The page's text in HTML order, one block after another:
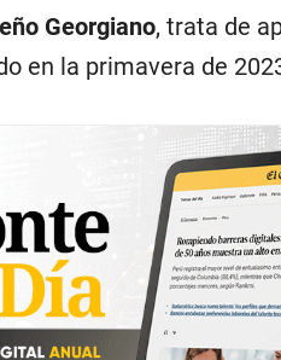
Georgiano, trata de
en la primavera de